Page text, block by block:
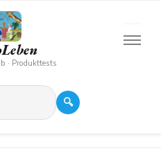
· Produkttests
🔍